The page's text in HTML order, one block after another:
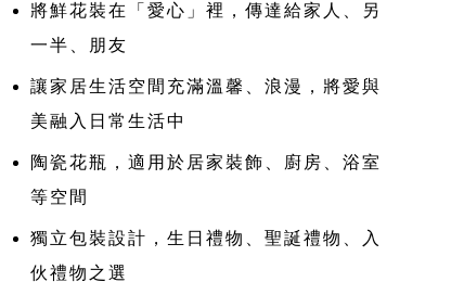
將鮮花裝在「愛心」裡，傳達給家人、另
一半、朋友
讓家居生活空間充滿溫馨、浪漫，將愛與
美融入日常生活中
陶瓷花瓶，適用於居家裝飾、廚房、浴室
等空間
獨立包裝設計，生日禮物、聖誕禮物、入
伙禮物之選